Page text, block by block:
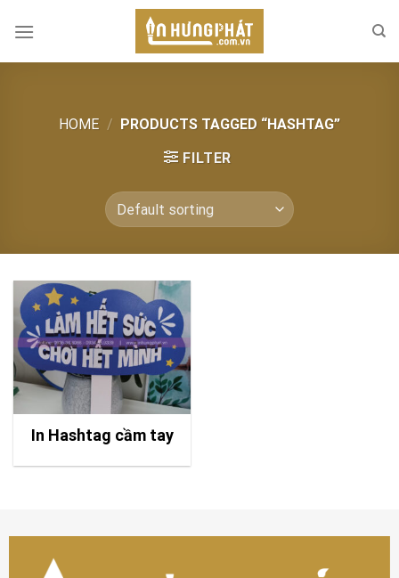
HOME / PRODUCTS TAGGED “HASHTAG”
FILTER
In Hashtag cầm tay